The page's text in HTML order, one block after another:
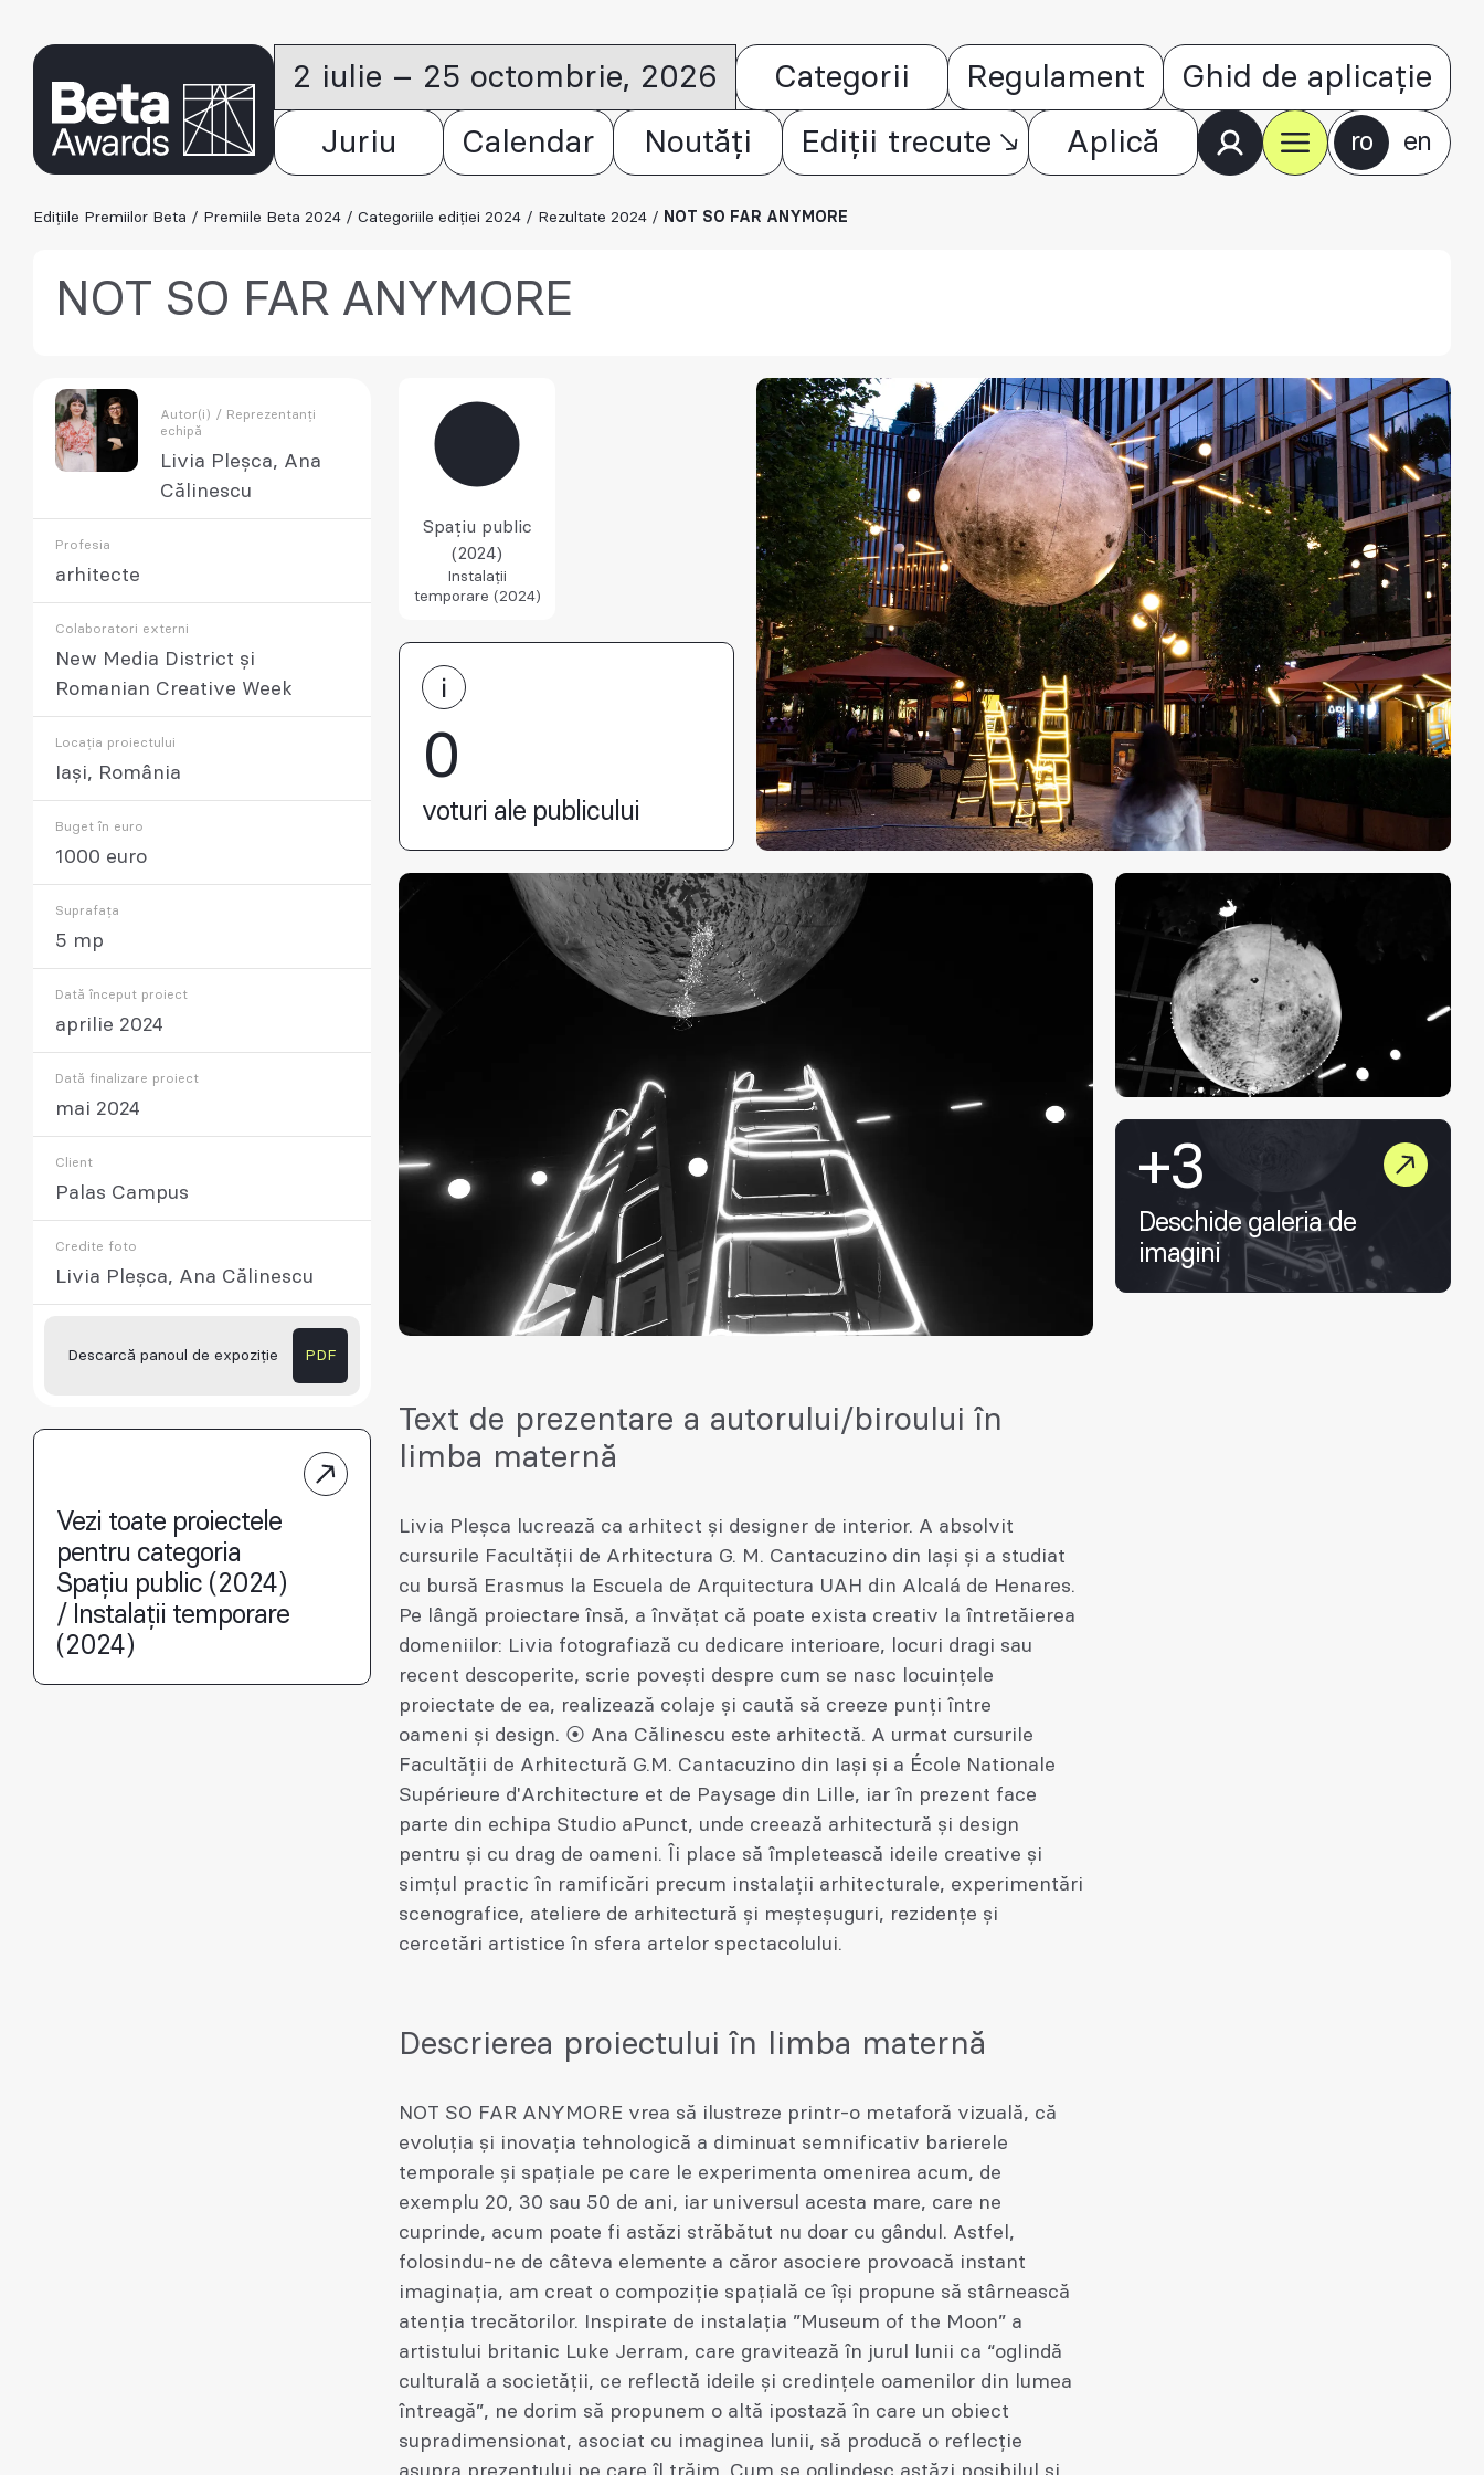
2 iulie – 25 octombrie, 2026 Categorii Regulament Ghid de aplicație
Juriu Calendar Noutăți Ediții trecute Aplică ro en
Edițiile Premiilor Beta / Premiile Beta 2024 / Categoriile ediției 2024 / Rezultate 2024 / NOT SO FAR ANYMORE
NOT SO FAR ANYMORE
Autor(i) / Reprezentanți
echipă
Livia Pleșca, Ana
Călinescu
Profesia
arhitecte
Colaboratori externi
New Media District și
Romanian Creative Week
Locația proiectului
Iași, România
Buget în euro
1000 euro
Suprafața
5 mp
Dată început proiect
aprilie 2024
Dată finalizare proiect
mai 2024
Client
Palas Campus
Credite foto
Livia Pleșca, Ana Călinescu
Descarcă panoul de expoziție PDF
Vezi toate proiectele
pentru categoria
Spațiu public (2024)
/ Instalații temporare
(2024)
Spațiu public
(2024)
Instalații
temporare (2024)
0
voturi ale publicului
+3
Deschide galeria de
imagini
Text de prezentare a autorului/biroului în
limba maternă
Livia Pleşca lucrează ca arhitect şi designer de interior. A absolvit
cursurile Facultății de Arhitectura G. M. Cantacuzino din Iaşi şi a studiat
cu bursă Erasmus la Escuela de Arquitectura UAH din Alcalá de Henares.
Pe lângă proiectare însă, a învățat că poate exista creativ la întretăierea
domeniilor: Livia fotografiază cu dedicare interioare, locuri dragi sau
recent descoperite, scrie povești despre cum se nasc locuințele
proiectate de ea, realizează colaje și caută să creeze punți între
oameni și design. ⦿ Ana Călinescu este arhitectă. A urmat cursurile
Facultății de Arhitectură G.M. Cantacuzino din Iași și a École Nationale
Supérieure d'Architecture et de Paysage din Lille, iar în prezent face
parte din echipa Studio aPunct, unde creează arhitectură și design
pentru și cu drag de oameni. Îi place să împletească ideile creative și
simțul practic în ramificări precum instalații arhitecturale, experimentări
scenografice, ateliere de arhitectură și meșteșuguri, rezidențe și
cercetări artistice în sfera artelor spectacolului.
Descrierea proiectului în limba maternă
NOT SO FAR ANYMORE vrea să ilustreze printr-o metaforă vizuală, că
evoluția și inovația tehnologică a diminuat semnificativ barierele
temporale și spațiale pe care le experimenta omenirea acum, de
exemplu 20, 30 sau 50 de ani, iar universul acesta mare, care ne
cuprinde, acum poate fi astăzi străbătut nu doar cu gândul. Astfel,
folosindu-ne de câteva elemente a căror asociere provoacă instant
imaginația, am creat o compoziție spațială ce își propune să stârnească
atenția trecătorilor. Inspirate de instalația ”Museum of the Moon” a
artistului britanic Luke Jerram, care gravitează în jurul lunii ca “oglindă
culturală a societății, ce reflectă ideile și credințele oamenilor din lumea
întreagă”, ne dorim să propunem o altă ipostază în care un obiect
supradimensionat, asociat cu imaginea lunii, să producă o reflecție